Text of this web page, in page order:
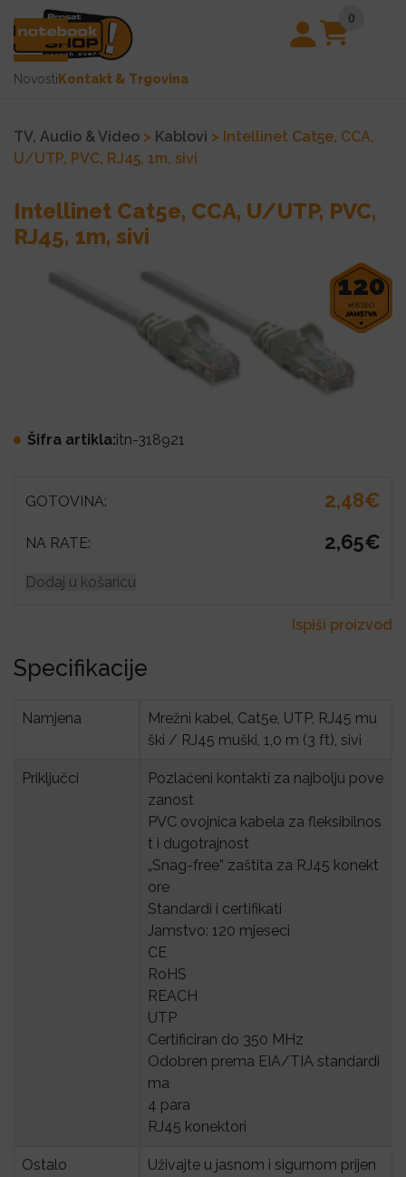
0
Novosti Kontakt & Trgovina
TV, Audio & Video > Kablovi > Intellinet Cat5e, CCA,
U/UTP, PVC, RJ45, 1m, sivi
Intellinet Cat5e, CCA, U/UTP, PVC,
RJ45, 1m, sivi
Šifra artikla:itn-318921
GOTOVINA: 2,48€
NA RATE: 2,65€
Dodaj u košaricu
Ispiši proizvod
Specifikacije
Namjena
Mrežni kabel, Cat5e, UTP, RJ45 mu
ški / RJ45 muški, 1,0 m (3 ft), sivi
Priključci
Pozlaćeni kontakti za najbolju pove
zanost
PVC ovojnica kabela za fleksibilnos
t i dugotrajnost
„Snag-free” zaštita za RJ45 konekt
ore
Standardi i certifikati
Jamstvo: 120 mjeseci
CE
RoHS
REACH
UTP
Certificiran do 350 MHz
Odobren prema EIA/TIA standardi
ma
4 para
RJ45 konektori
Ostalo
Uživajte u jasnom i sigurnom prijen
120